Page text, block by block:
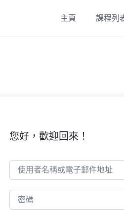
主頁 課程列
您好，歡迎回來！